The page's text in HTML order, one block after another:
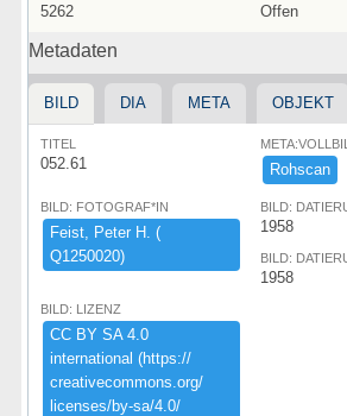
5262 Offen
Metadaten
BILD DIA META OBJEKT
TITEL
052.61 Rohscan
BILD: FOTOGRAF*IN
Feist,​ ​Peter ​H.​ ​(​
Q1250020)​
BILD:
1958
BILD:
1958
BILD: LIZENZ
CC ​BY ​SA ​4.​0 ​
international ​(​https:​/​/​
creativecommons.​org/​
licenses/​by-​sa/​4.​0/​